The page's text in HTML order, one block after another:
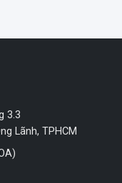
3.3
Lãnh, TPHCM